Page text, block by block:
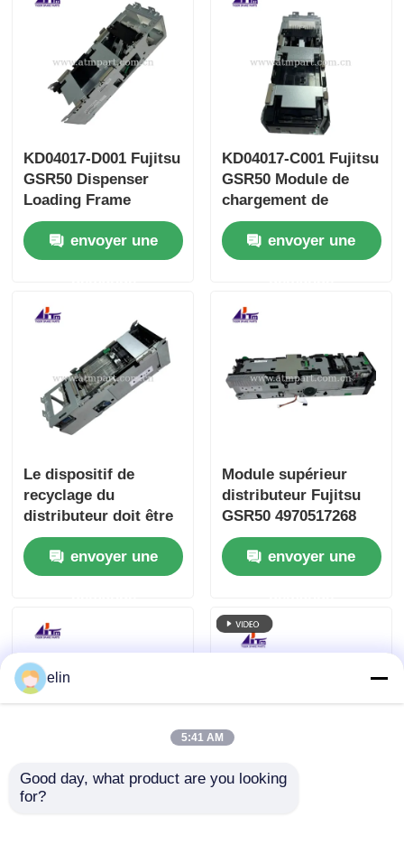
KD04017-D001 Fujitsu
GSR50 Dispenser
Loading Frame
Pièces de borne de
distributeur
automatique
envoyer une
KD04017-C001 Fujitsu
GSR50 Module de
chargement de
cassette + cadre
envoyer une
Le dispositif de
recyclage du
distributeur doit être
équipé d'un système
de recyclage de
l'appareil.
envoyer une
Module supérieur
distributeur Fujitsu
GSR50 4970517268
497-0517268 Pièces
de DABenvoyer une
Le produit doit être
Distributeur de billets
elin
5:41 AM
Good day, what product are you looking
for?